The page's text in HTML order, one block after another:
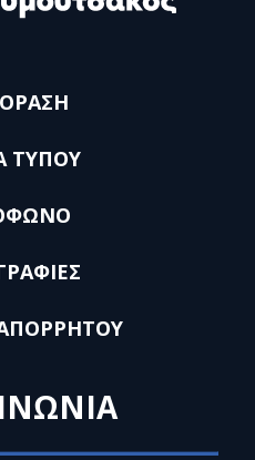
ΤΥΠΟΥ